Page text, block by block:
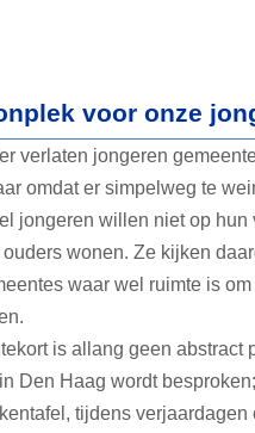
voor onze
verlaten jongeren
omdat er simpelweg te
jongeren willen niet op hun
wonen. Ze kijken
waar wel ruimte is
is allang geen abstract
Den Haag wordt
tijdens verjaardagen